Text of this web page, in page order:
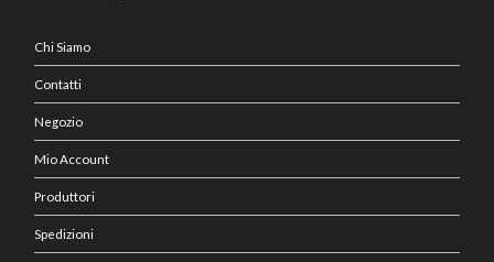
Chi Siamo
Contatti
Negozio
Mio Account
Produttori
Spedizioni